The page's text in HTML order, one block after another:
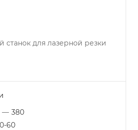
станок для лазерной резки
— 380
60